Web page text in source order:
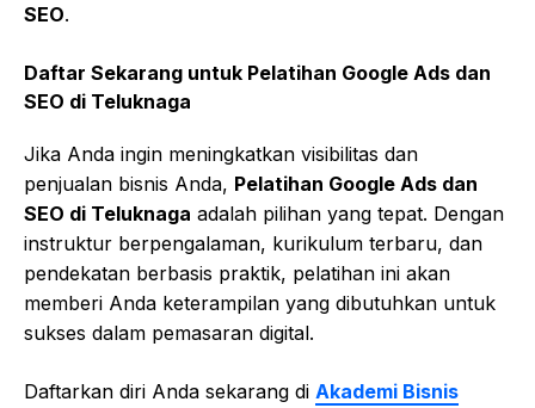
SEO.
Daftar Sekarang untuk Pelatihan Google Ads dan
SEO di Teluknaga
Jika Anda ingin meningkatkan visibilitas dan
penjualan bisnis Anda, Pelatihan Google Ads dan
SEO di Teluknaga adalah pilihan yang tepat. Dengan
instruktur berpengalaman, kurikulum terbaru, dan
pendekatan berbasis praktik, pelatihan ini akan
memberi Anda keterampilan yang dibutuhkan untuk
sukses dalam pemasaran digital.
Daftarkan diri Anda sekarang di Akademi Bisnis